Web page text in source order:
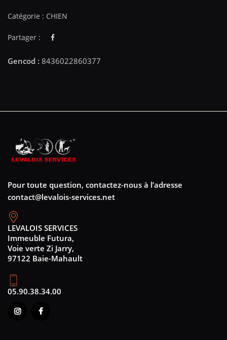
Catégorie : CHIEN
Partager :
Pour toute question, contactez-nous à l’adresse
contact@levalois-services.net
LEVALOIS SERVICES
Immeuble Futura,
Voie verte Zi Jarry,
97122 Baie-Mahault
05.90.38.34.00